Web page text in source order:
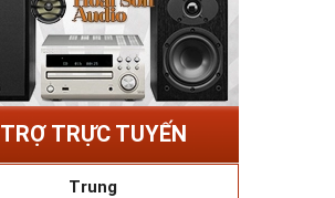
TRỰC TUYẾN
Trung